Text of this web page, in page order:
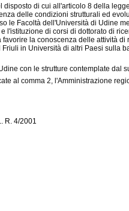
disposto di cui all'articolo 8 della
delle condizioni strutturali ed
le Facoltà dell'Università di Udine
l'istituzione di corsi di dottorato di
la conoscenza delle attività di
in Università di altri Paesi sulla
con le strutture contemplate
al comma 2, l'Amministrazione
R. 4/2001